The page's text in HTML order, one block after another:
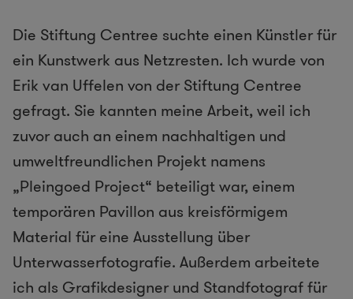
Die Stiftung Centree suchte einen Künstler für
ein Kunstwerk aus Netzresten. Ich wurde von
Erik van Uffelen von der Stiftung Centree
gefragt. Sie kannten meine Arbeit, weil ich
zuvor auch an einem nachhaltigen und
umweltfreundlichen Projekt namens
„Pleingoed Project“ beteiligt war, einem
temporären Pavillon aus kreisförmigem
Material für eine Ausstellung über
Unterwasserfotografie. Außerdem arbeitete
ich als Grafikdesigner und Standfotograf für